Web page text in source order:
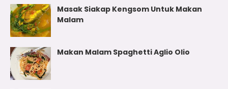
Masak Siakap Kengsom Untuk Makan
Malam
Makan Malam Spaghetti Aglio Olio